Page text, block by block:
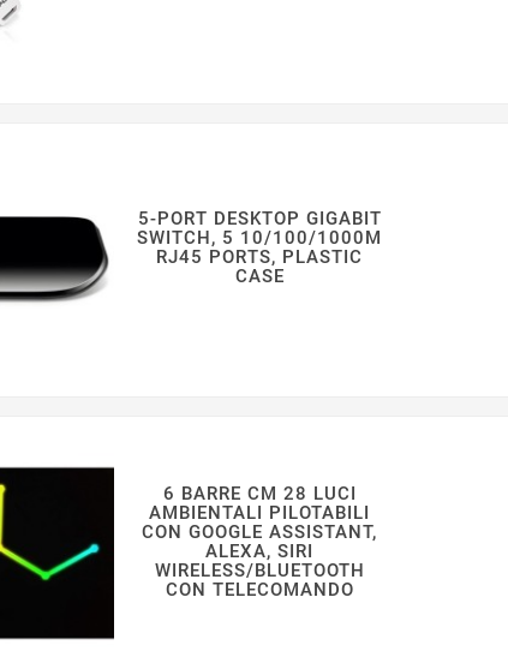
5-PORT DESKTOP GIGABIT
SWITCH, 5 10/100/1000M
RJ45 PORTS, PLASTIC
CASE
6 BARRE CM 28 LUCI
AMBIENTALI PILOTABILI
CON GOOGLE ASSISTANT,
ALEXA, SIRI
WIRELESS/BLUETOOTH
CON TELECOMANDO